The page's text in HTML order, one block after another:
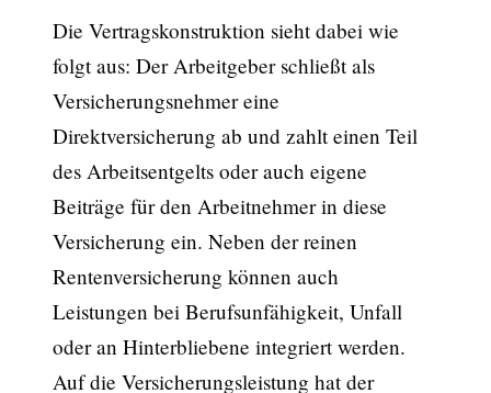
Die Vertragskonstruktion sieht dabei wie
folgt aus: Der Arbeitgeber schließt als
Versicherungsnehmer eine
Direktversicherung ab und zahlt einen Teil
des Arbeitsentgelts oder auch eigene
Beiträge für den Arbeitnehmer in diese
Versicherung ein. Neben der reinen
Rentenversicherung können auch
Leistungen bei Berufsunfähigkeit, Unfall
oder an Hinterbliebene integriert werden.
Auf die Versicherungsleistung hat der